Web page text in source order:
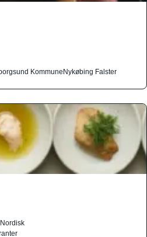
KommuneNykøbing Falster
Nordisk